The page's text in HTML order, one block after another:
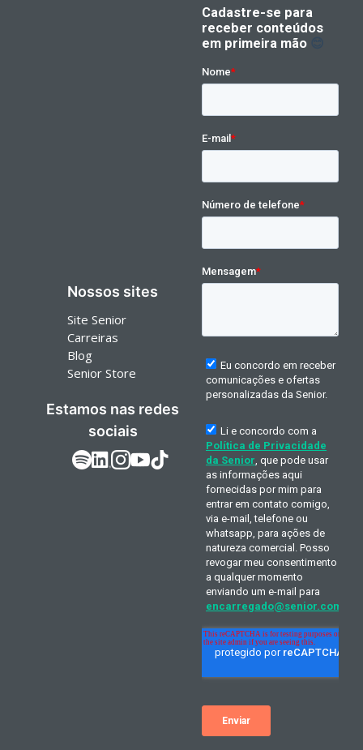
Nossos sites
Site Senior
Carreiras
Blog
Senior Store
Estamos nas redes
sociais